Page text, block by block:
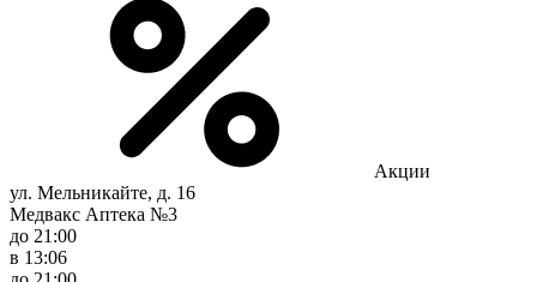
Акции
ул. Мельникайте, д. 16
Медвакс Аптека №3
до 21:00
в 13:06